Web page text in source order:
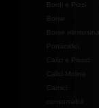
Bordi e Pizzi
Borse
Borse elemosina-
Portacalici
Calici e Pissidi
Calici Molina
Camici
consumabili